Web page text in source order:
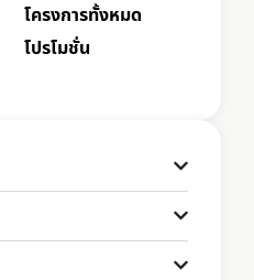
โครงการทั้งหมด
โปรโมชั่น